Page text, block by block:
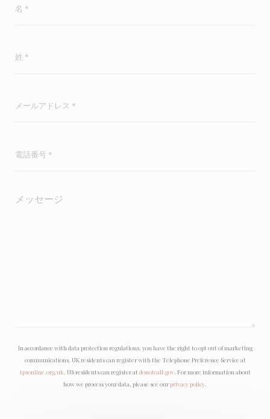
In accordance with data protection regulations, you have the right to opt out of marketing
communications. UK residents can register with the Telephone Preference Service at
tpsonline.org.uk. US residents can register at donotcall.gov. For more information about
how we process your data, please see ourprivacy policy.